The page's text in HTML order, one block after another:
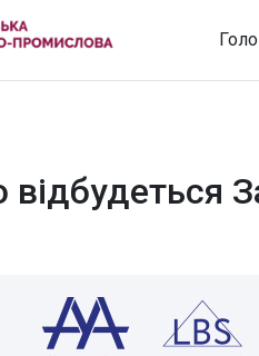
відбудеться